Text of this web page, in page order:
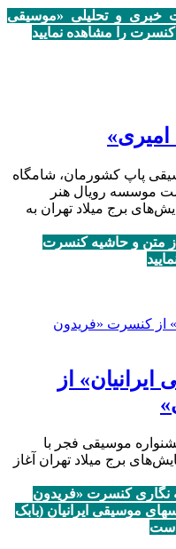
خبری و تحلیلی «موسیقی
کنسرت را مشاهده نمایید
پاپ کشورمان، شامگاه
موسسه رویال هنر
برج میلاد تهران به
متن و حاشیه کنسرت
از
موسیقی فجر با
برج میلاد تهران آغاز
نگاری کنسرت «فریدون
موسیقی ایرانیان (بابک
است